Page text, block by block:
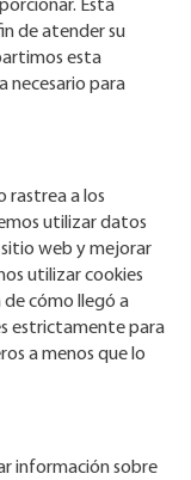
Esta
de atender su
esta
necesario para
rastrea a los
utilizar datos
web y mejorar
utilizar cookies
cómo llegó a
estrictamente para
a menos que lo
información sobre